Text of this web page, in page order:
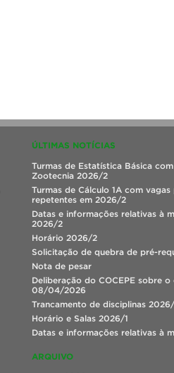
ÚLTIMAS NOTÍCIAS
Turmas de Estatística Básica
Zootecnia 2026/2
Turmas de Cálculo 1A com vagas
repetentes em 2026/2
Datas e informações relativas à
2026/2
Horário 2026/2
Solicitação de quebra de pré-
Nota de pesar
Deliberação do COCEPE sobre o
08/04/2026
Trancamento de disciplinas 2026/
Horário e Salas 2026/1
Datas e informações relativas à
ARQUIVO